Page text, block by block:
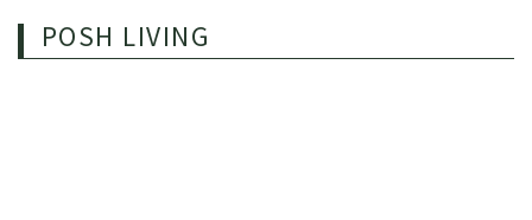
POSH LIVING